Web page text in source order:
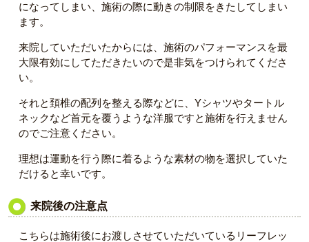
になってしまい、施術の際に動きの制限をきたしてしまい
ます。
来院していただいたからには、施術のパフォーマンスを最
大限有効にしてただきたいので是非気をつけられてくださ
い。
それと頚椎の配列を整える際などに、Yシャツやタートル
ネックなど首元を覆うような洋服ですと施術を行えません
のでご注意ください。
理想は運動を行う際に着るような素材の物を選択していた
だけると幸いです。
来院後の注意点
こちらは施術後にお渡しさせていただいているリーフレッ